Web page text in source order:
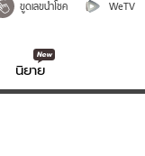
ขูดเลขนำโชค WeTV
นิยาย